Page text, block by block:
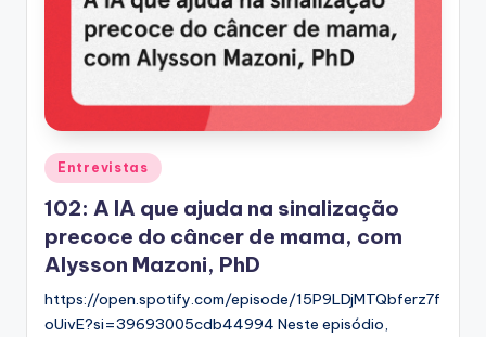
Posted
in
Entrevistas
102: A IA que ajuda na sinalização
precoce do câncer de mama, com
Alysson Mazoni, PhD
https://open.spotify.com/episode/15P9LDjMTQbferz7f
oUivE?si=39693005cdb44994 Neste episódio,